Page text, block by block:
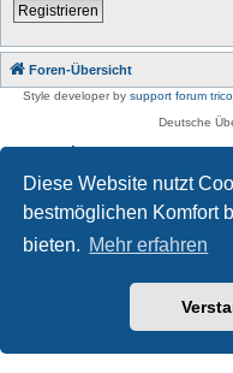
Diese Website nutzt
bestmöglichen Komfort
bieten. Mehr erfahren
Registrieren
Foren-Übersicht
Style developer by support forum
Deutsche
Impressum